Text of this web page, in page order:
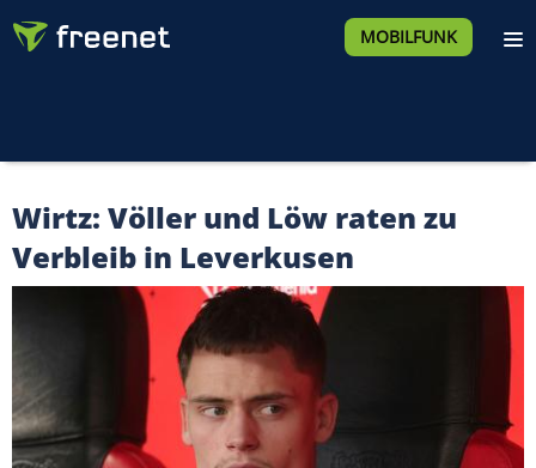
MOBILFUNK
Wirtz: Völler und Löw raten zu
Verbleib in Leverkusen